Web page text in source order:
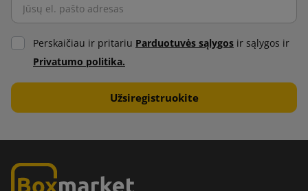
Perskaičiau ir pritariu Parduotuvės sąlygos ir sąlygos ir
Privatumo politika.